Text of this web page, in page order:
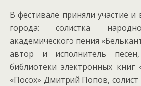
В фестивале приняли участие и
города: солистка
академического пения
автор и исполнитель
библиотеки электронных книг
«Посох» Дмитрий Попов,